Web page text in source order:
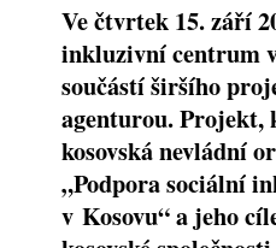
Ve čtvrtek 15. září
inkluzivní centrum
součástí širšího
agenturou. Projekt,
kosovská nevládní
„Podpora sociální
v Kosovu“ a jeho